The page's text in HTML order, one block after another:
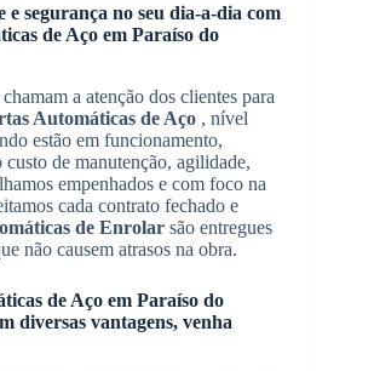
segurança no seu dia-a-dia com
de Aço em Paraíso do
a atenção dos clientes para
Automáticas de Aço , nível
estão em funcionamento,
de manutenção, agilidade,
empenhados e com foco na
cada contrato fechado e
de Enrolar são entregues
não causem atrasos na obra.
de Aço em Paraíso do
diversas vantagens, venha